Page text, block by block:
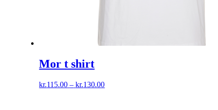
Mor t shirt
kr.115.00 – kr.130.00Prisinterval: